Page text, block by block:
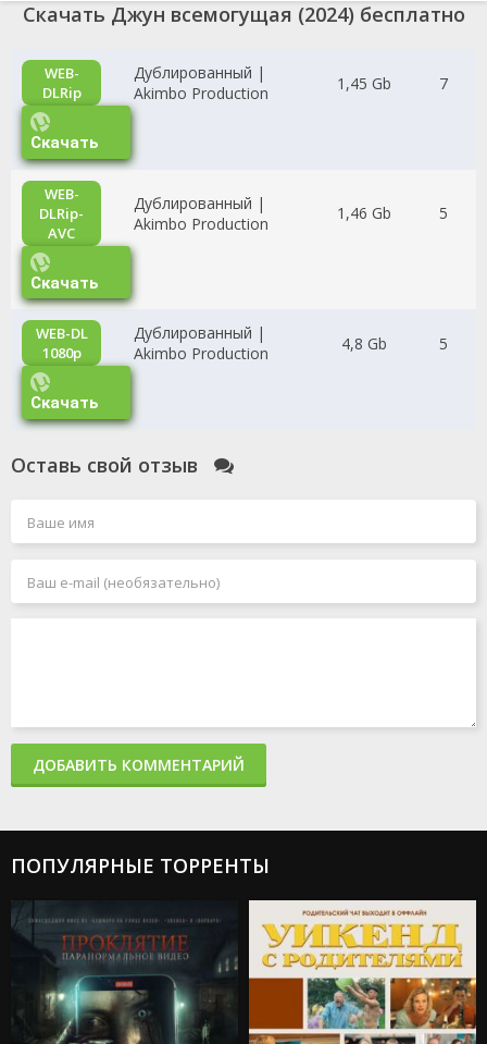
Скачать Джун всемогущая (2024) бесплатно
WEB-
DLRip
Дублированный |
Akimbo Production
1,45 Gb 7
Скачать
WEB-
DLRip-
AVC
Дублированный |
Akimbo Production
1,46 Gb 5
Скачать
WEB-DL
1080p
Дублированный |
Akimbo Production
4,8 Gb 5
Скачать
Оставь свой отзыв
ДОБАВИТЬ КОММЕНТАРИЙ
ПОПУЛЯРНЫЕ ТОРРЕНТЫ